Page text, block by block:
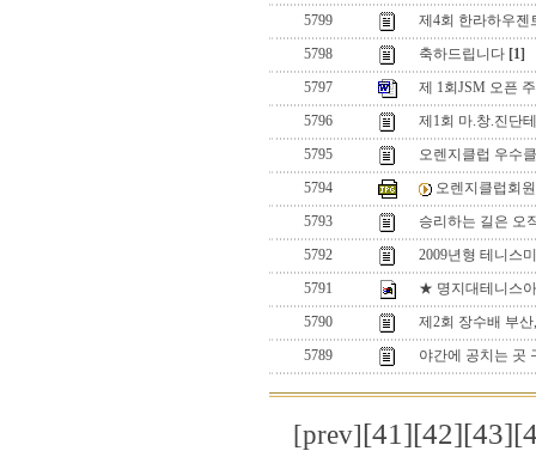
5799
제4회 한라하우젠
5798
축하드립니다 [1]
5797
제 1회JSM 오픈
5796
제1회 마.창.진단
5795
오렌지클럽 우수
5794
오렌지클럽회
5793
승리하는 길은 오
5792
2009년형 테니스
5791
★ 명지대테니스
5790
제2회 장수배 부
5789
야간에 공치는 곳
[prev][41][42][43]